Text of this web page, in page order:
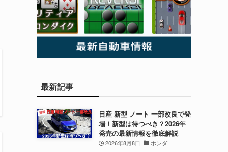
最新記事
日産 新型 ノート 一部改良で登
場！新型は待つべき？2026年
発売の最新情報を徹底解説
2026年8月8日 ホンダ